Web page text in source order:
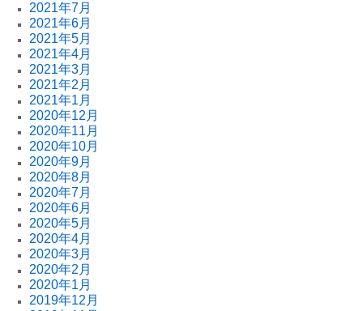
2021年7月
2021年6月
2021年5月
2021年4月
2021年3月
2021年2月
2021年1月
2020年12月
2020年11月
2020年10月
2020年9月
2020年8月
2020年7月
2020年6月
2020年5月
2020年4月
2020年3月
2020年2月
2020年1月
2019年12月